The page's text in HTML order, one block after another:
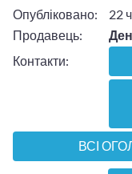
Опубліковано:
22
Продавець:
Контакти:
ВСІ